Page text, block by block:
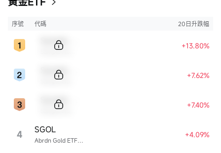
序號 代碼 20日升跌幅
+13.80%
+7.62%
+7.40%
4 Abrdn Gold ETF Trust
SGOL +4.09%